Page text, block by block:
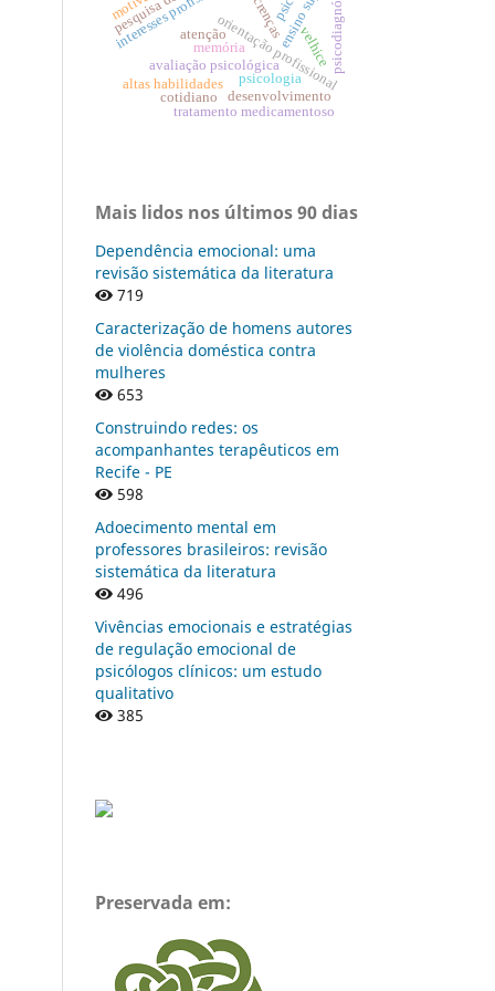
orientação profissional
avaliação psicológica
altas habilidades
desenvolvimento
tratamento medicamentoso
crenças psicodiagnóstico
atenção
memória velhice
psicologia
cotidiano
Mais lidos nos últimos 90 dias
Dependência emocional: uma
revisão sistemática da literatura
719
Caracterização de homens autores
de violência doméstica contra
mulheres
653
Construindo redes: os
acompanhantes terapêuticos em
Recife - PE
598
Adoecimento mental em
professores brasileiros: revisão
sistemática da literatura
496
Vivências emocionais e estratégias
de regulação emocional de
psicólogos clínicos: um estudo
qualitativo
385
Preservada em: